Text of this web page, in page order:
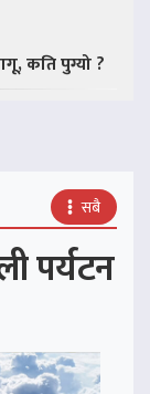
कति पुग्यो ?
सबै
पर्यटन